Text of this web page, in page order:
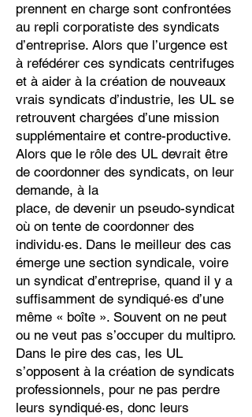
prennent en charge sont confrontées
au repli corporatiste des syndicats
d’entreprise. Alors que l’urgence est
à refédérer ces syndicats centrifuges
et à aider à la création de nouveaux
vrais syndicats d’industrie, les UL se
retrouvent chargées d’une mission
supplémentaire et contre-productive.
Alors que le rôle des UL devrait être
de coordonner des syndicats, on leur
demande, à la
place, de devenir un pseudo-syndicat
où on tente de coordonner des
individu·es. Dans le meilleur des cas
émerge une section syndicale, voire
un syndicat d’entreprise, quand il y a
suffisamment de syndiqué·es d’une
même « boîte ». Souvent on ne peut
ou ne veut pas s’occuper du multipro.
Dans le pire des cas, les UL
s’opposent à la création de syndicats
professionnels, pour ne pas perdre
leurs syndiqué·es, donc leurs